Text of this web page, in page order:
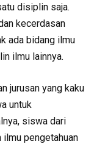
disiplin saja.
kecerdasan
ada bidang ilmu
ilmu lainnya.
jurusan yang kaku
untuk
siswa dari
ilmu pengetahuan